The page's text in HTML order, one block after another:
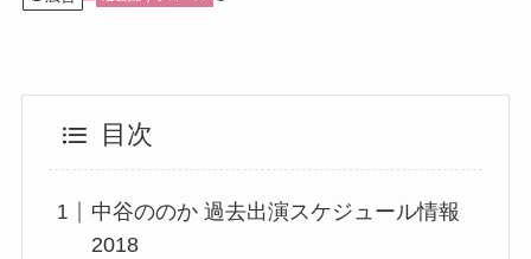
目次
中谷ののか 過去出演スケジュール情報
2018